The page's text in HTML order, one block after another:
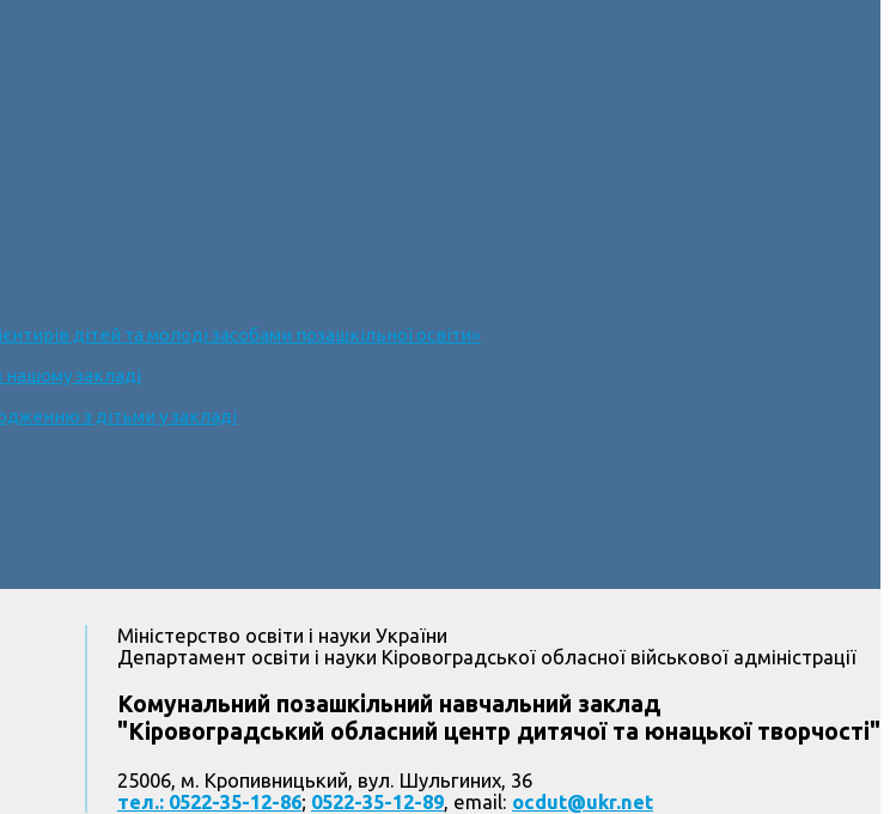
дітей та молоді засобами позашкільної освіти»
закладі
з дітьми у закладі
Міністерство освіти і науки України
Департамент освіти і науки Кіровоградської обласної військової адміністрації
Комунальний позашкільний навчальний заклад
"Кіровоградський обласний центр дитячої та юнацької творчості"
25006, м. Кропивницький, вул. Шульгиних, 36
тел.: 0522-35-12-86; 0522-35-12-89, email: ocdut@ukr.net